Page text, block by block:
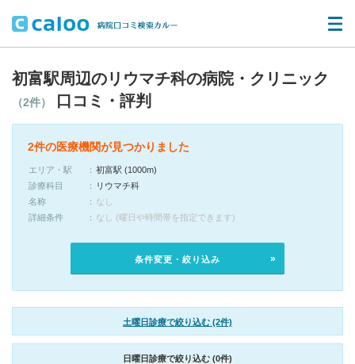
初富駅周辺のリウマチ科の病院・クリニック
（2件） 口コミ・評判
2件の医療機関が見つかりました
エリア・駅
初富駅 (1000m)
診療科目
リウマチ科
名称
なし
詳細条件
なし (曜日や時間帯を指定できます)
条件変更・絞り込み
土曜日診療で絞り込む (2件)
日曜日診療で絞り込む (0件)